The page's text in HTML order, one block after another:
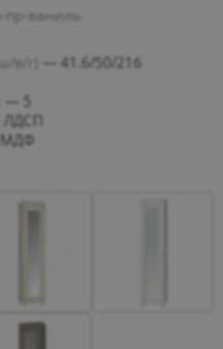
пр-ваниль
в/г) —41.6/50/216
— 5
ЛДСП
МДФ